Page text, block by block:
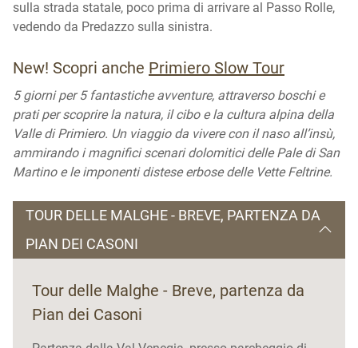
sulla strada statale, poco prima di arrivare al Passo Rolle,
vedendo da Predazzo sulla sinistra.
New! Scopri anche Primiero Slow Tour
5 giorni per 5 fantastiche avventure, attraverso boschi e
prati per scoprire la natura, il cibo e la cultura alpina della
Valle di Primiero. Un viaggio da vivere con il naso all’insù,
ammirando i magnifici scenari dolomitici delle Pale di San
Martino e le imponenti distese erbose delle Vette Feltrine.
TOUR DELLE MALGHE - BREVE, PARTENZA DA
PIAN DEI CASONI
Tour delle Malghe - Breve, partenza da
Pian dei Casoni